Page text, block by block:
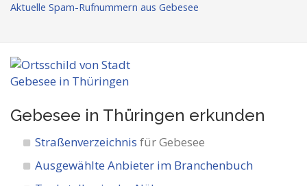
Aktuelle Spam-Rufnummern aus Gebesee
Gebesee in Thüringen erkunden
Straßenverzeichnis für Gebesee
Ausgewählte Anbieter im Branchenbuch